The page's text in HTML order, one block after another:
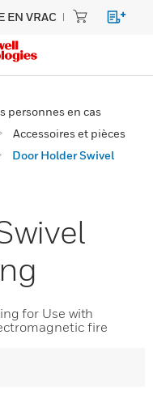
EN VRAC
personnes en cas
Accessoires et pièces
Door Holder Swivel
for Use with
fire